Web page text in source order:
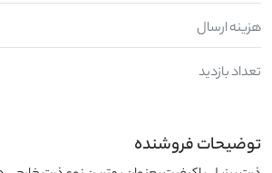
هزینه ارسال
تعداد بازدید
توضیحات فروشنده